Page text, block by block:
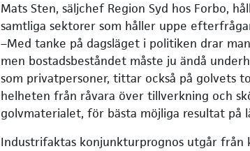
Mats Sten, säljchef Region Syd hos Forbo,
samtliga sektorer som håller uppe
–Med tanke på dagsläget i politiken drar
men bostadsbeståndet måste ju ändå
som privatpersoner, tittar också på golvets
helheten från råvara över tillverkning och
golvmaterialet, för bästa möjliga resultat på
Industrifaktas konjunkturprognos utgår från